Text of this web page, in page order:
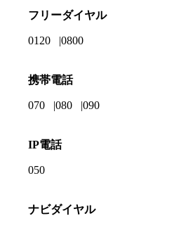
フリーダイヤル
0120 0800
携帯電話
070 080 090
IP電話
050
ナビダイヤル